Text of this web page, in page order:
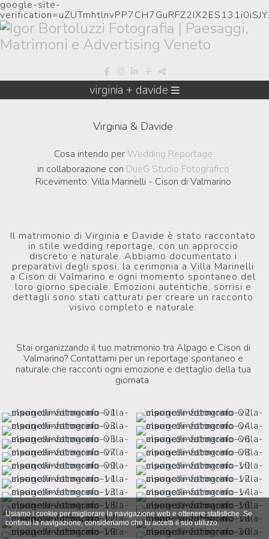
google-site-
virginia + davide
Virginia & Davide
Cosa intendo per Wedding Reportage
in collaborazione con DueG Studio Fotografico
Ricevimento: Villa Marinelli - Cison di Valmarino
Il matrimonio di Virginia e Davide è stato raccontato
in stile wedding reportage, con un approccio
discreto e naturale. Abbiamo documentato i
preparativi degli sposi, la cerimonia a Villa Marinelli
a Cison di Valmarino e ogni momento spontaneo del
loro giorno speciale. Emozioni autentiche, sorrisi e
dettagli sono stati catturati per creare un racconto
visivo completo e naturale.
Stai organizzando il tuo matrimonio tra Alpago e Cison di
Valmarino? Contattami per un reportage spontaneo e
naturale che racconti ogni emozione e dettaglio della tua
giornata.
Usiamo i cookie per migliorare la navigazione web e ottenere statistiche. Se
continui la navigazione, consideriamo che tu accetti il suo utilizzo.